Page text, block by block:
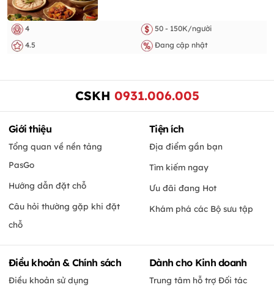
4
50 - 150K/người
4.5
Đang cập nhật
CSKH 0931.006.005
Giới thiệu
Tổng quan về nền tảng
PasGo
Hướng dẫn đặt chỗ
Câu hỏi thường gặp khi đặt
chỗ
Tiện ích
Địa điểm gần bạn
Tìm kiếm ngay
Ưu đãi đang Hot
Khám phá các Bộ sưu tập
Điều khoản & Chính sách
Điều khoản sử dụng
Dành cho Kinh doanh
Trung tâm hỗ trợ Đối tác